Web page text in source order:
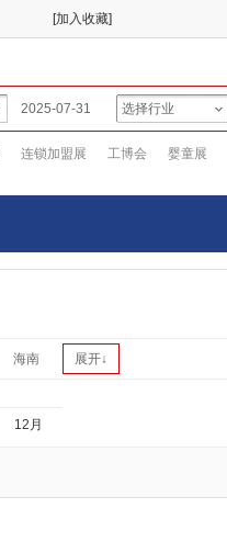
[加入收藏]
连锁加盟展 工博会 婴童展
海南 展开↓
12月